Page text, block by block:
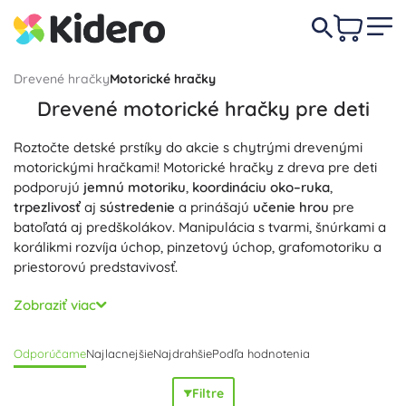
Drevené hračkyMotorické hračky
Drevené motorické hračky pre deti
Roztočte detské prstíky do akcie s chytrými drevenými
motorickými hračkami! Motorické hračky z dreva pre deti
podporujú jemnú motoriku, koordináciu oko–ruka,
trpezlivosťaj sústredenie a prinášajú učenie hrou pre
batoľatá aj predškolákov. Manipulácia s tvarmi, šnúrkami a
korálikmi rozvíja úchop, pinzetový úchop, grafomotoriku a
priestorovú predstavivosť.
Drevené vkladačky a skladačky, tvarové sortéry,
motorické kocky s labyrintom, navliekacie koráliky a
všetko pre cielený rozvoj zručností. Tieto edukačné a
didaktické, Montessori-inšpirované pomôcky podporujú
triedenie farieb a tvarov, početné predstavy, bilaterálnu
Zobraziť viac
OdporúčameNajlacnejšieNajdrahšiePodľa hodnotenia
Filtre